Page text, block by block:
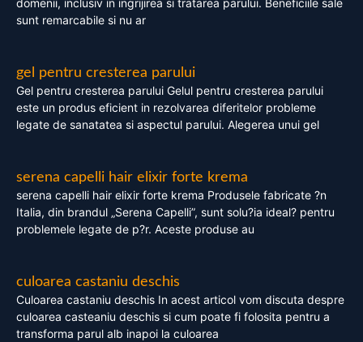
domenii, inclusiv in ingrijirea si tratarea parului. Beneficiile sale
sunt remarcabile si nu ar
gel pentru cresterea parului
Gel pentru cresterea parului Gelul pentru cresterea parului
este un produs eficient in rezolvarea diferitelor probleme
legate de sanatatea si aspectul parului. Alegerea unui gel
serena capelli hair elixir forte krema
serena capelli hair elixir forte krema Produsele fabricate ?n
Italia, din brandul „Serena Capelli”, sunt solu?ia ideal? pentru
problemele legate de p?r. Aceste produse au
culoarea castaniu deschis
Culoarea castaniu deschis In acest articol vom discuta despre
culoarea casteaniu deschis si cum poate fi folosita pentru a
transforma parul alb inapoi la culoarea